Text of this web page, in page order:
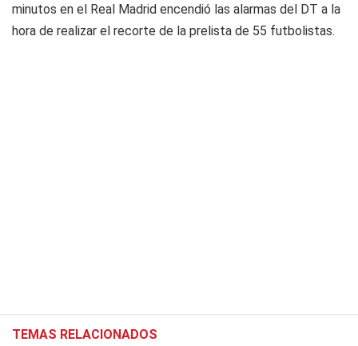
minutos en el Real Madrid encendió las alarmas del DT a la
hora de realizar el recorte de la prelista de 55 futbolistas.
TEMAS RELACIONADOS